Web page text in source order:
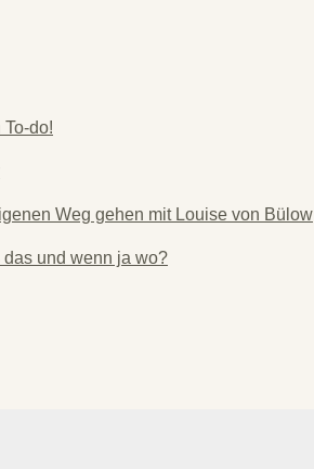
do!
Weg gehen mit Louise von Bülow
und wenn ja wo?